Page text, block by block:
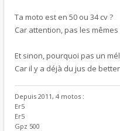
Ta moto est en 50 ou 34 cv ?
Car attention, pas les
Et sinon, pourquoi pas un
Car il y a déjà du jus de
Depuis 2011, 4 motos :
Er5
Er5
Gpz 500